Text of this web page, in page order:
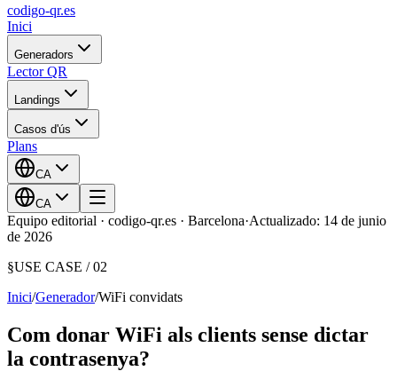
codigo-qr.es
Inici
Generadors
Lector QR
Landings
Casos d'ús
Plans
CA
CA
Equipo editorial · codigo-qr.es · Barcelona·Actualizado: 14 de junio
de 2026
§USE CASE /02
Inici/Generador/WiFi convidats
Com donar WiFi als clients sense dictar
la contrasenya?